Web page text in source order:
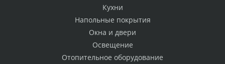
Кухни
Напольные покрытия
Окна и двери
Освещение
Отопительное оборудование